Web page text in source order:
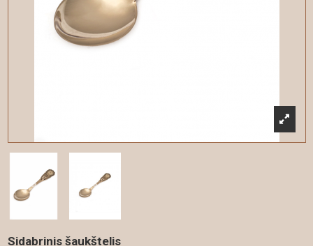
Sidabrinis šaukštelis